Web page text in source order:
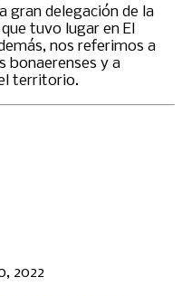
gran delegación de la
tuvo lugar en El
nos referimos a
bonaerenses y a
territorio.
2022